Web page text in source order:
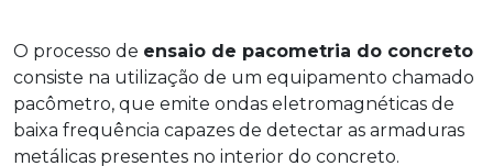
O processo de ensaio de pacometria do concreto
consiste na utilização de um equipamento chamado
pacômetro, que emite ondas eletromagnéticas de
baixa frequência capazes de detectar as armaduras
metálicas presentes no interior do concreto.